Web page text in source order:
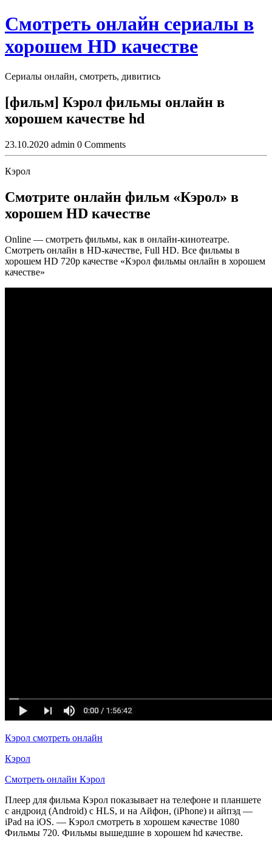
Skip
to
Смотреть онлайн сериалы в
хорошем HD качестве
Сериалы онлайн, смотреть, дивитись
Close
Button
[фильм] Кэрол фильмы онлайн в
хорошем качестве hd
23.10.2020 admin 0 Comments
Кэрол
Смотрите онлайн фильм «Кэрол» в
хорошем HD качестве
Online — смотреть фильмы, как в онлайн-кинотеатре.
Смотреть онлайн в HD-качестве, Full HD. Все фильмы в
хорошем HD 720p качестве «Кэрол фильмы онлайн в хорошем
качестве»
Кэрол смотреть онлайн
Кэрол
Смотреть онлайн Кэрол
Плеер для фильма Кэрол показывает на телефоне и планшете
с андроид (Android) с HLS, и на Айфон, (iPhone) и айпэд —
iPad на iOS. — Кэрол смотреть в хорошем качестве 1080
Фильмы 720. Фильмы вышедшие в хорошем hd качестве.